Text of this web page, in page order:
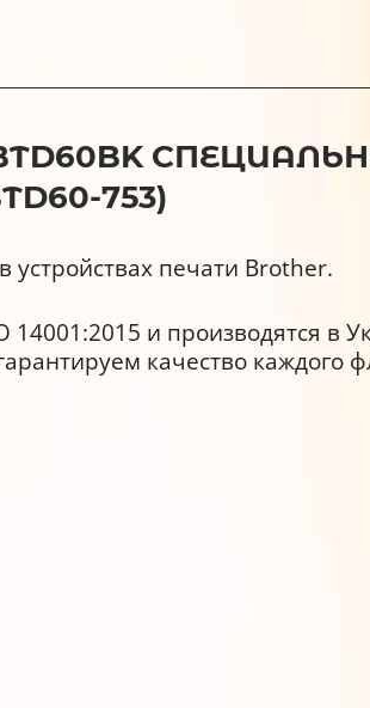
753)
печати Brother.
14001:2015 и производятся в
качество каждого
любых производителей.